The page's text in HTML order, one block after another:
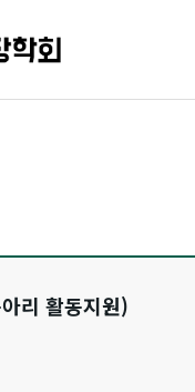
리 활동지원)